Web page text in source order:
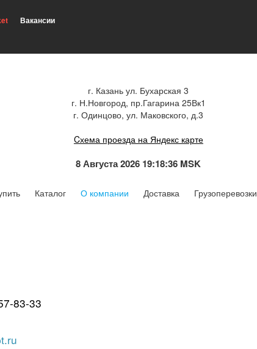
Вакансии
г. Казань ул. Бухарская 3
г. Н.Новгород, пр.Гагарина 25Вк1
г. Одинцово, ул. Маковского, д.3
Cхема проезда на Яндекс карте
8 Августа 2026 19:18:36 MSK
Каталог О компании Доставка Грузоперевозки
83-33